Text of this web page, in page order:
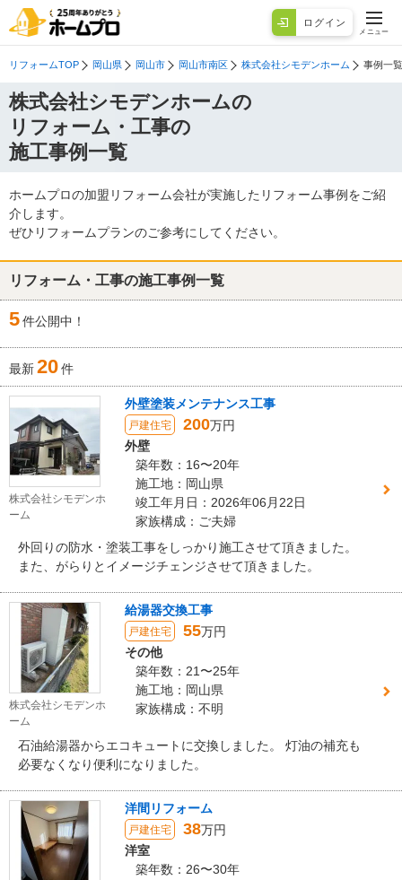
ログイン
メニュー
リフォームTOP 岡山県 岡山市 岡山市南区 株式会社シモデンホーム 事例一覧
株式会社シモデンホームの
リフォーム・工事の
施工事例一覧
ホームプロの加盟リフォーム会社が実施したリフォーム事例をご紹
介します。
ぜひリフォームプランのご参考にしてください。
リフォーム・工事の施工事例一覧
5件公開中！
最新20件
株式会社シモデンホ
ーム
外壁塗装メンテナンス工事
戸建住宅 200万円
外壁
築年数：16〜20年
施工地：岡山県
竣工年月日：2026年06月22日
家族構成：ご夫婦
外回りの防水・塗装工事をしっかり施工させて頂きました。
また、がらりとイメージチェンジさせて頂きました。
株式会社シモデンホ
ーム
給湯器交換工事
戸建住宅 55万円
その他
築年数：21〜25年
施工地：岡山県
家族構成：不明
石油給湯器からエコキュートに交換しました。 灯油の補充も
必要なくなり便利になりました。
洋間リフォーム
戸建住宅 38万円
洋室
築年数：26〜30年